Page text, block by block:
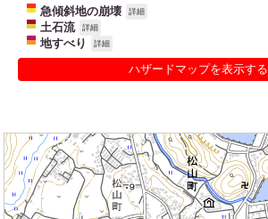
急傾斜地の崩壊
詳細
土石流 詳細
地すべり 詳細
ハザードマップを表示する